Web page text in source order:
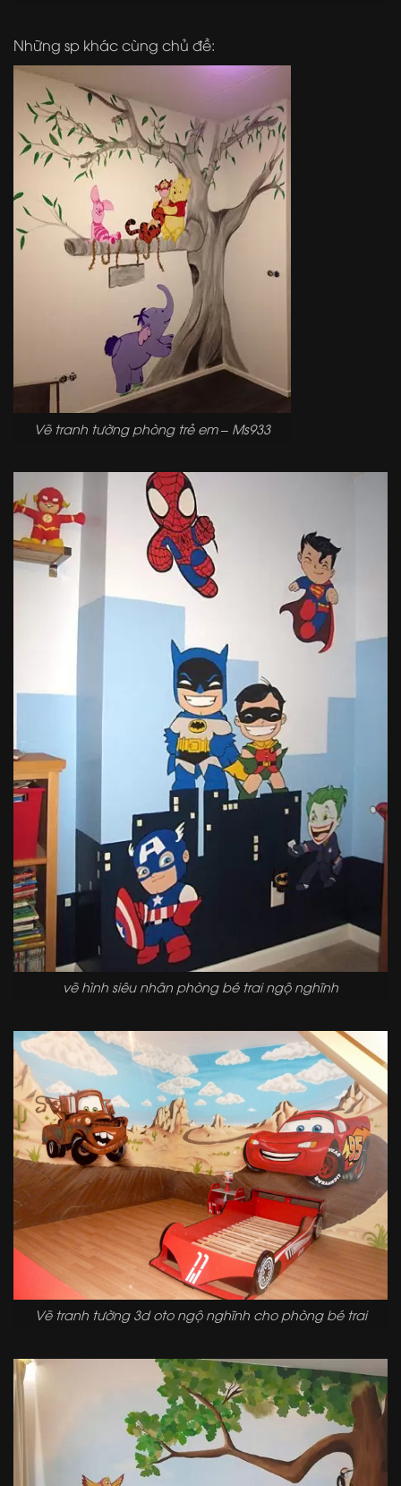
Những sp khác cùng chủ đề:
Vẽ tranh tường phòng trẻ em – Ms933
vẽ hình siêu nhân phòng bé trai ngộ nghĩnh
Vẽ tranh tường 3d oto ngộ nghĩnh cho phòng bé trai